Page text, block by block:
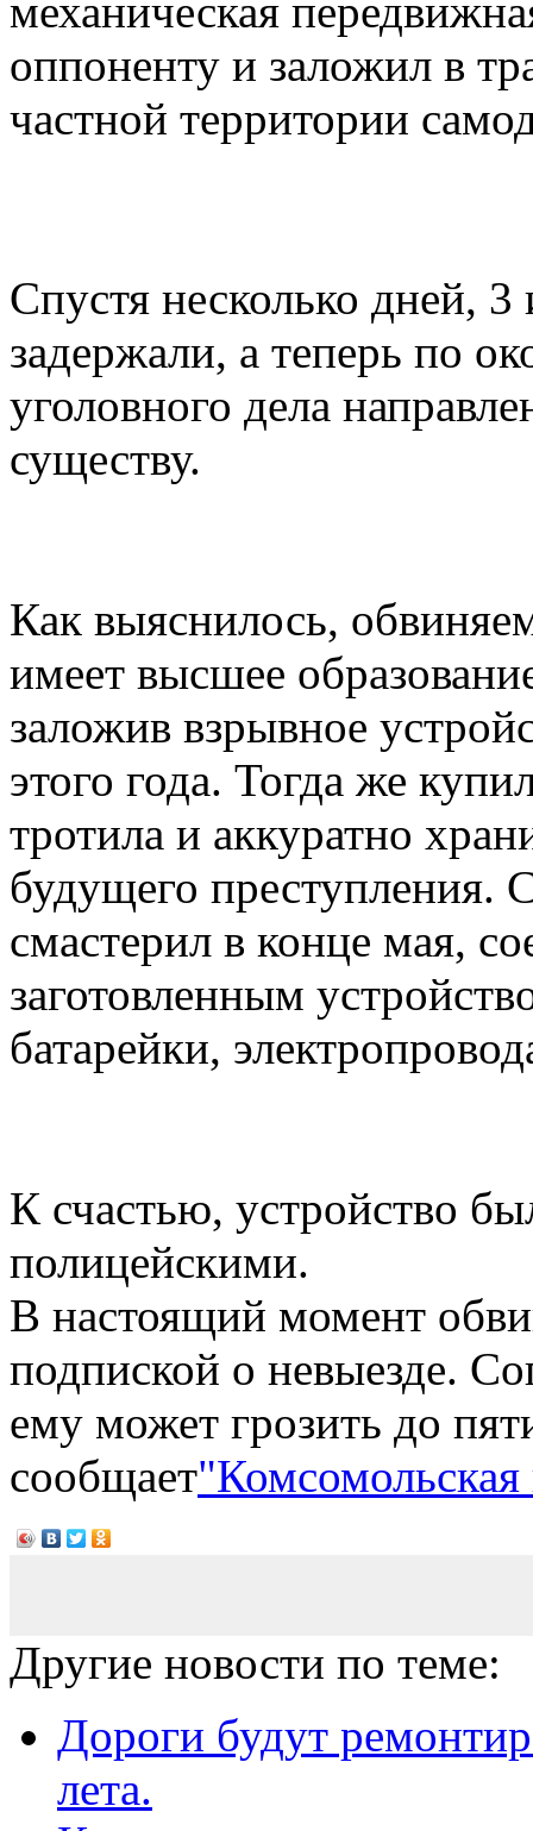
механическая
оппоненту и заложил в
частной территории
Спустя несколько дней,
задержали, а теперь по
уголовного дела
существу.
Как выяснилось,
имеет высшее
заложив взрывное
этого года. Тогда же
тротила и аккуратно
будущего
смастерил в конце мая,
заготовленным
батарейки,
К счастью, устройство
полицейскими.
В настоящий момент
подпиской о невыезде.
ему может грозить до
сообщает
Другие новости по теме:
Дороги будут
лета.